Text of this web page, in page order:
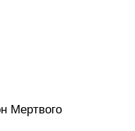
Мертвого